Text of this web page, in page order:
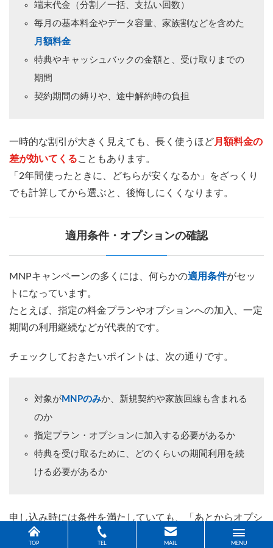
端末代金（分割／一括、支払い回数）
毎月の基本料金やデータ容量、家族割などを含めた
月額料金
特典やキャッシュバックの金額と、受け取りまでの
期間
契約期間の縛りや、途中解約時の負担
一時的な割引が大きく見えても、長く使うほど月額料金の
差が効いてくることもあります。
「2年間使ったときに、どちらが安くなるか」をざっくり
でも計算してから選ぶと、後悔しにくくなります。
適用条件・オプションの確認
MNPキャンペーンの多くには、何らかの適用条件がセッ
トになっています。
たとえば、指定の料金プランやオプションへの加入、一定
期間の利用継続などが代表的です。
チェックしておきたいポイントは、次の通りです。
対象が MNPのみか、新規契約や家族回線も含まれる
のか
指定プラン・オプションに加入する必要があるか
特典を受け取るために、どのくらいの期間利用を続
ける必要があるか
申し込み時には条件を満たしていても、「あとからオプシ
ョンを外したら
特典対象外になっていた
」というケースも
TOP TEL MAIL MENU